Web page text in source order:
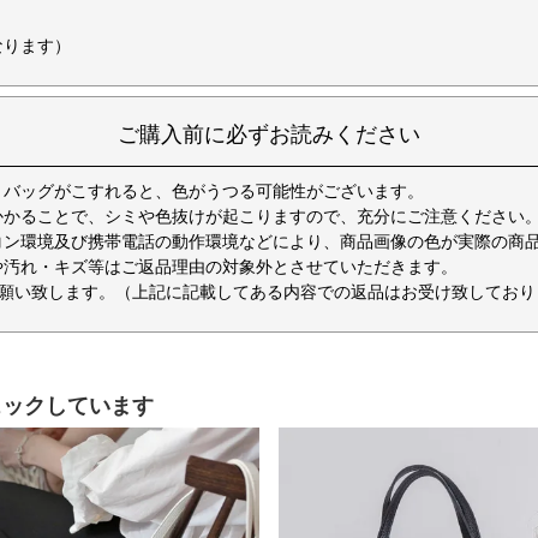
ます）
ご購入前に必ずお読みください
ッグがこすれると、色がうつる可能性がございます。
ることで、シミや色抜けが起こりますので、充分にご注意ください
環境及び携帯電話の動作環境などにより、商品画像の色が実際の商
れ・キズ等はご返品理由の対象外とさせていただきます。
致します。（上記に記載してある内容での返品はお受け致してお
クしています